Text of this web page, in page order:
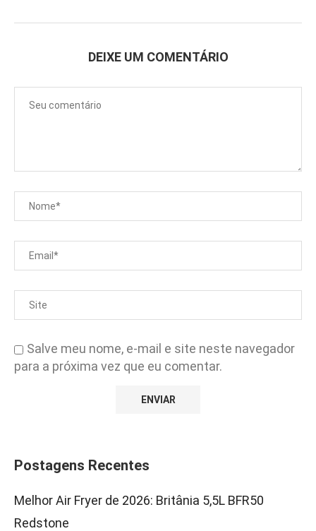
DEIXE UM COMENTÁRIO
Salve meu nome, e-mail e site neste navegador
para a próxima vez que eu comentar.
Postagens Recentes
Melhor Air Fryer de 2026: Britânia 5,5L BFR50
Redstone